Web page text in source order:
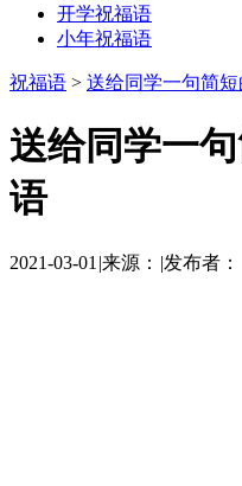
开学祝福语
小年祝福语
祝福语 > 送给同学一句简
送给同学一
语
2021-03-01 |来源： |发布者：